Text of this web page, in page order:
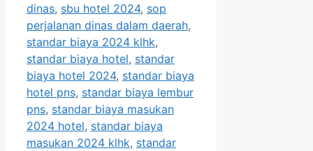
dinas, sbu hotel 2024, sop
perjalanan dinas dalam daerah,
standar biaya 2024 klhk,
standar biaya hotel, standar
biaya hotel 2024, standar biaya
hotel pns, standar biaya lembur
pns, standar biaya masukan
2024 hotel, standar biaya
masukan 2024 klhk, standar